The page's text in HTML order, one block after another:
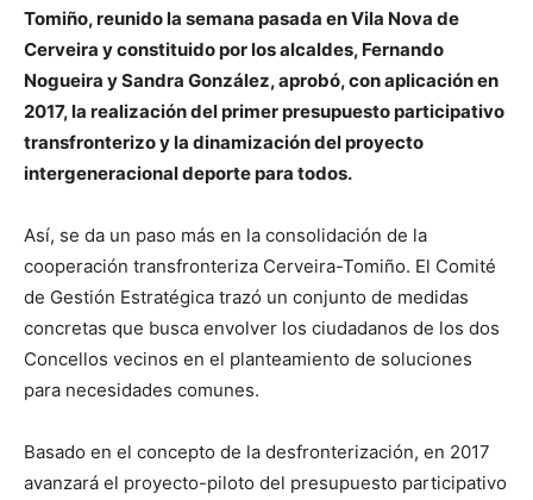
Tomiño, reunido la semana pasada en Vila Nova de
Cerveira y constituido por los alcaldes, Fernando
Nogueira y Sandra González, aprobó, con aplicación en
2017, la realización del primer presupuesto participativo
transfronterizo y la dinamización del proyecto
intergeneracional deporte para todos.
Así, se da un paso más en la consolidación de la
cooperación transfronteriza Cerveira-Tomiño. El Comité
de Gestión Estratégica trazó un conjunto de medidas
concretas que busca envolver los ciudadanos de los dos
Concellos vecinos en el planteamiento de soluciones
para necesidades comunes.
Basado en el concepto de la desfronterización, en 2017
avanzará el proyecto-piloto del presupuesto participativo